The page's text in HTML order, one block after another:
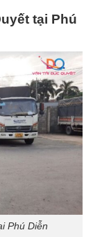
tại Phú
Phú Diễn